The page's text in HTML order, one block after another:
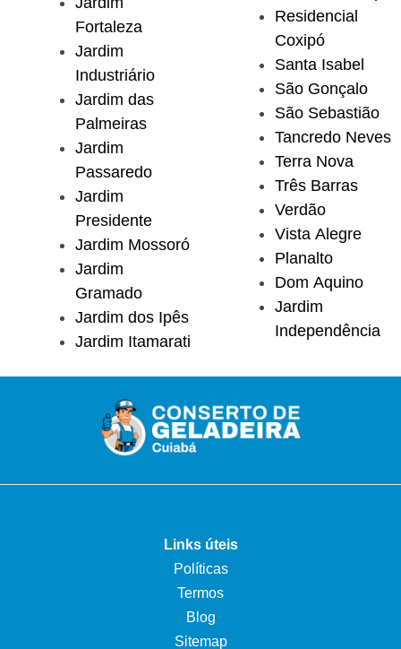
Fortaleza
Jardim
Industriário
Jardim das
Palmeiras
Jardim
Passaredo
Jardim
Presidente
Jardim Mossoró
Jardim
Gramado
Jardim dos Ipês
Jardim Itamarati
Residencial
Coxipó
Santa Isabel
São Gonçalo
São Sebastião
Tancredo Neves
Terra Nova
Três Barras
Verdão
Vista Alegre
Planalto
Dom Aquino
Jardim
Independência
Links úteis
Políticas
Termos
Blog
Sitemap